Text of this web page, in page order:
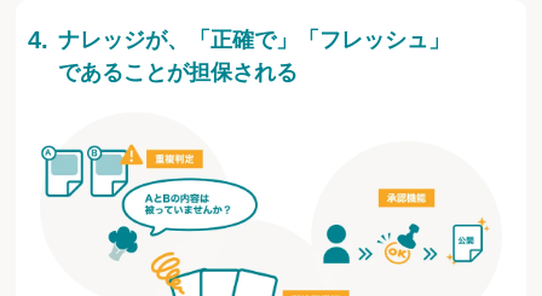
ナレッジが、「正確で」「フレッシュ」
であることが担保される